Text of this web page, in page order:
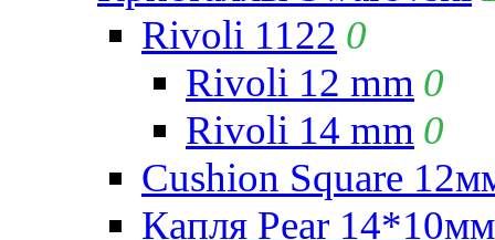
Rivoli 1122 0
Rivoli 12 mm 0
Rivoli 14 mm 0
Cushion Square
Капля Pear